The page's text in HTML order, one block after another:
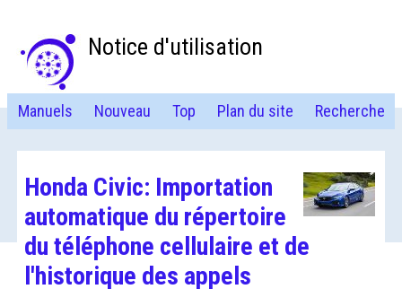
Notice d'utilisation
Manuels Nouveau Top Plan du site Recherche
Honda Civic: Importation
automatique du répertoire
du téléphone cellulaire et de
l'historique des appels